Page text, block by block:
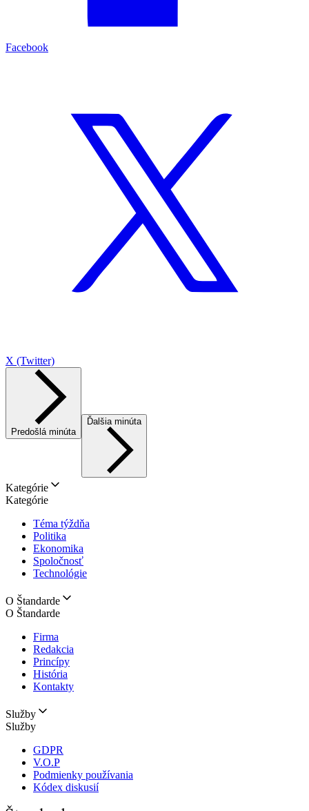
Facebook
X (Twitter)
Predošlá minúta
Ďalšia minúta
Kategórie
Kategórie
Téma týždňa
Politika
Ekonomika
Spoločnosť
Technológie
O Štandarde
O Štandarde
Firma
Redakcia
Princípy
História
Kontakty
Služby
Služby
GDPR
V.O.P
Podmienky používania
Kódex diskusií